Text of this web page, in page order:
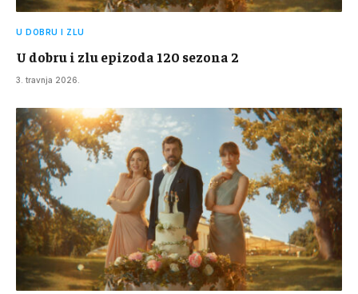
U DOBRU I ZLU
U dobru i zlu epizoda 120 sezona 2
3. travnja 2026.